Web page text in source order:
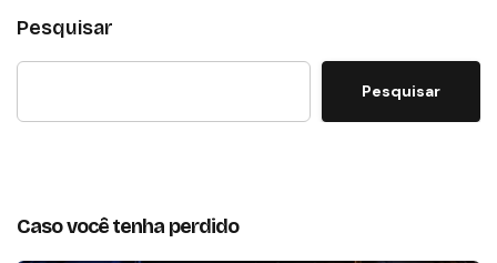
Pesquisar
Pesquisar
Caso você tenha perdido